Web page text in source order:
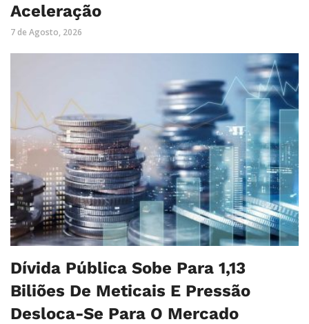
Aceleração
7 de Agosto, 2026
Dívida Pública Sobe Para 1,13
Biliões De Meticais E Pressão
Desloca-Se Para O Mercado